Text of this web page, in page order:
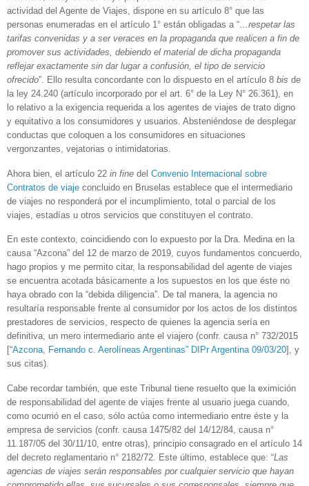
actividad del Agente de Viajes, dispone en su artículo 8° que las
personas enumeradas en el artículo 1° están obligadas a “…respetar las
tarifas convenidas y a ser veraces en la propaganda que realicen a fin de
promover sus actividades, debiendo el material de dicha propaganda
reflejar exactamente sin dar lugar a confusión, el tipo de servicio
ofrecido”. Ello resulta concordante con lo dispuesto en el artículo 8 bis de
la ley 24.240 (artículo incorporado por el art. 6° de la Ley N° 26.361), en
lo relativo a la exigencia requerida a los agentes de viajes de trato digno
y equitativo a los consumidores y usuarios. Absteniéndose de desplegar
conductas que coloquen a los consumidores en situaciones
vergonzantes, vejatorias o intimidatorias.
Ahora bien, el artículo 22 in fine del Convenio Internacional sobre
Contratos de viaje concluido en Bruselas establece que el intermediario
de viajes no responderá por el incumplimiento, total o parcial de los
viajes, estadías u otros servicios que constituyen el contrato.
En este contexto, coincidiendo con lo expuesto por la Dra. Medina en la
causa “Azcona” del 12 de marzo de 2019, cuyos fundamentos concuerdo,
hago propios y me permito citar, la responsabilidad del agente de viajes
se encuentra acotada básicamente a los supuestos en los que éste no
haya obrado con la “debida diligencia”. De tal manera, la agencia no
resultaría responsable frente al consumidor por los actos de los distintos
prestadores de servicios, respecto de quienes la agencia sería en
definitiva, un mero intermediario ante el viajero (confr. causa n° 732/2015
[“Azcona, Fernando c. Aerolíneas Argentinas” DIPr Argentina 09/03/20], y
sus citas).
Cabe recordar también, que este Tribunal tiene resuelto que la eximición
de responsabilidad del agente de viajes frente al usuario juega cuando,
como ocurrió en el caso, sólo actúa como intermediario entre éste y la
empresa de servicios (confr. causa 1475/82 del 14/12/84, causa n°
11.187/05 del 30/11/10, entre otras), principio consagrado en el artículo 14
del decreto reglamentario n° 2182/72. Este último, establece que: “Las
agencias de viajes serán responsables por cualquier servicio que hayan